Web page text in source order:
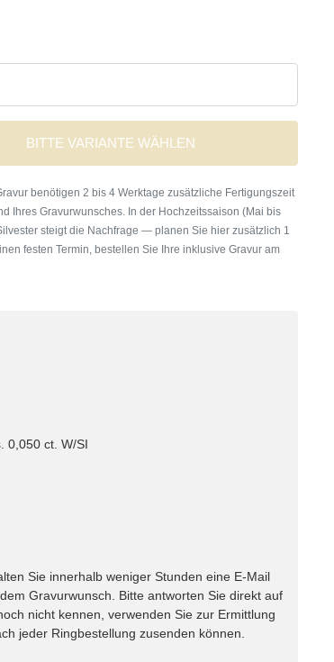
BITTE VARIANTE WÄHLEN
benötigen 2 bis 4 Werktage zusätzliche Fertigungszeit
Ihres Gravurwunsches. In der Hochzeitssaison (Mai bis
steigt die Nachfrage — planen Sie hier zusätzlich 1
festen Termin, bestellen Sie Ihre inklusive Gravur am
0,050 ct. W/SI
Sie innerhalb weniger Stunden eine E-Mail
Gravurwunsch. Bitte antworten Sie direkt auf
nicht kennen, verwenden Sie zur Ermittlung
jeder Ringbestellung zusenden können.